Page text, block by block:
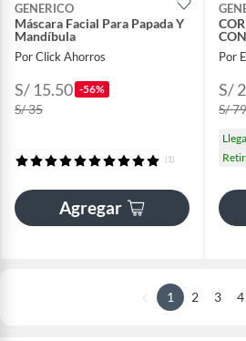
GENERICO
Máscara Facial Para Papada Y
Mandíbula
Por Click Ahorros
S/ 15.50 -56%
S/ 35
(1)
Agregar
Por
S/
S/
1 2 3 4